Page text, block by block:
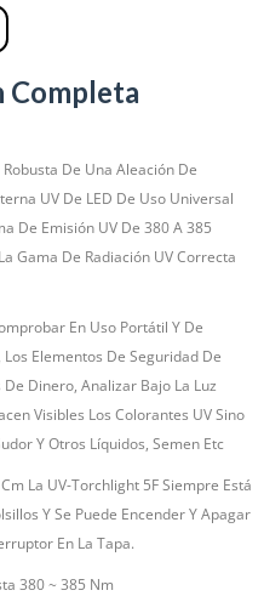
Completa
De Una Aleación De
UV De LED De Uso Universal
De Emisión UV De 380 A 385
Gama De Radiación UV Correcta
En Uso Portátil Y De
Elementos De Seguridad De
Dinero, Analizar Bajo La Luz
Visibles Los Colorantes UV Sino
Y Otros Líquidos, Semen Etc
La UV-Torchlight 5F Siempre Está
Y Se Puede Encender Y Apagar
En La Tapa.
380 ~ 385 Nm